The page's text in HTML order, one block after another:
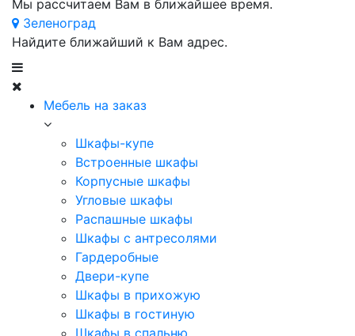
Мы рассчитаем Вам в ближайшее время.
Зеленоград
Найдите ближайший к Вам адрес.
Мебель на заказ
Шкафы-купе
Встроенные шкафы
Корпусные шкафы
Угловые шкафы
Распашные шкафы
Шкафы с антресолями
Гардеробные
Двери-купе
Шкафы в прихожую
Шкафы в гостиную
Шкафы в спальню